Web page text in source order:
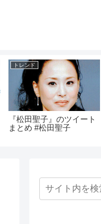
トレンド
『松田聖子』のツイート
まとめ #松田聖子